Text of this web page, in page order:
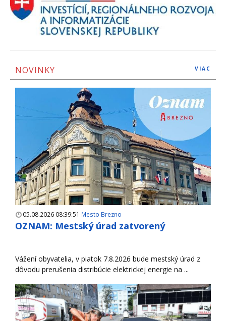
NOVINKY VIAC
05.08.2026 08:39:51 Mesto Brezno
OZNAM: Mestský úrad zatvorený
Vážení obyvatelia, v piatok 7.8.2026 bude mestský úrad z
dôvodu prerušenia distribúcie elektrickej energie na ...